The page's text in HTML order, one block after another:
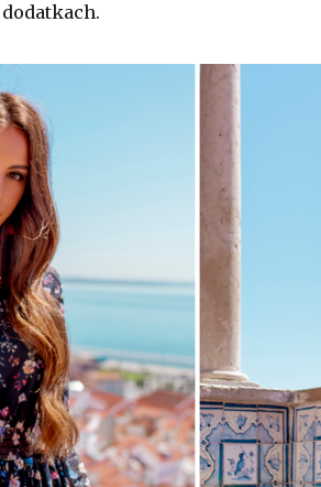
dodatkach.